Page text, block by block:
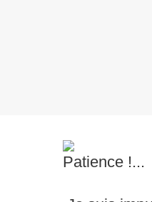
Patience !...